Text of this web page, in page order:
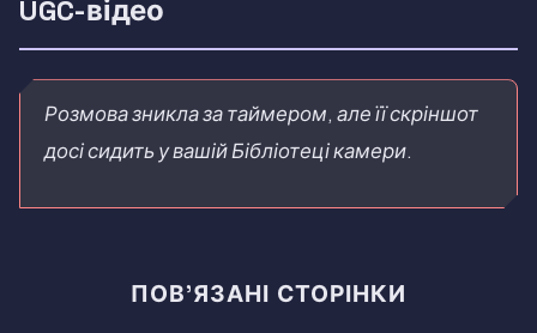
UGC-відео
Розмова зникла за таймером, але її скріншот
досі сидить у вашій Бібліотеці камери.
ПОВ’ЯЗАНІ СТОРІНКИ